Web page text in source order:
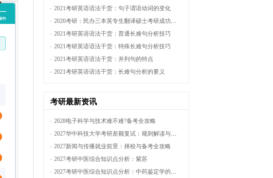
2021考研英语语法干货：句子谓语动词的变化
2020考研：民办三本英专生翻译硕士考研成功备考经验贴
2021考研英语语法干货：普通长难句分析技巧
2021考研英语语法干货：特殊长难句分析技巧
2021考研英语语法干货：并列句的特点
2021考研英语语法干货：长难句分析的要义
考研最新资讯
2028电子科学与技术难不难?备考全攻略
2027华中科技大学考研差额复试：规则解读与逆袭策略
2027新闻与传播就业前景：择校与备考全攻略
2027考研中医综合知识点分析：紫苏
2027考研中医综合知识点分析：中药鉴定学的定义和任务